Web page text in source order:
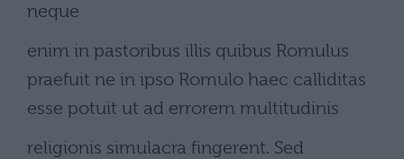
neque
enim in pastoribus illis quibus Romulus
praefuit ne in ipso Romulo haec calliditas
esse potuit ut ad errorem multitudinis
religionis simulacra fingerent. Sed